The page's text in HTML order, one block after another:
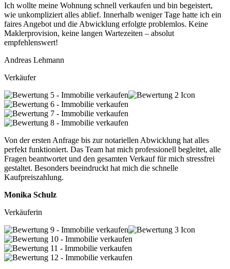
Ich wollte meine Wohnung schnell verkaufen und bin begeistert,
wie unkompliziert alles ablief. Innerhalb weniger Tage hatte ich ein
faires Angebot und die Abwicklung erfolgte problemlos. Keine
Maklerprovision, keine langen Wartezeiten – absolut
empfehlenswert!
Andreas Lehmann
Verkäufer
Von der ersten Anfrage bis zur notariellen Abwicklung hat alles
perfekt funktioniert. Das Team hat mich professionell begleitet, alle
Fragen beantwortet und den gesamten Verkauf für mich stressfrei
gestaltet. Besonders beeindruckt hat mich die schnelle
Kaufpreiszahlung.
Monika Schulz
Verkäuferin